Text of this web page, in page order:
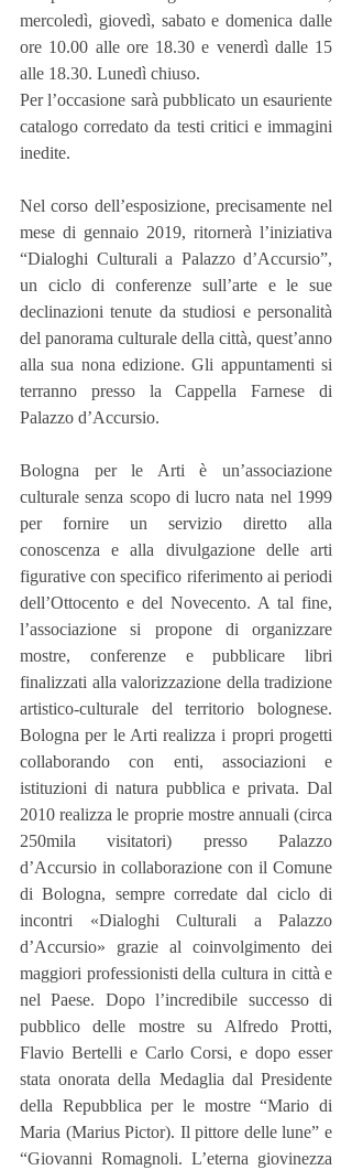
mercoledì, giovedì, sabato e domenica dalle
ore 10.00 alle ore 18.30 e venerdì dalle 15
alle 18.30. Lunedì chiuso.
Per l’occasione sarà pubblicato un esauriente
catalogo corredato da testi critici e immagini
inedite.
Nel corso dell’esposizione, precisamente nel
mese di gennaio 2019, ritornerà l’iniziativa
“Dialoghi Culturali a Palazzo d’Accursio”,
un ciclo di conferenze sull’arte e le sue
declinazioni tenute da studiosi e personalità
del panorama culturale della città, quest’anno
alla sua nona edizione. Gli appuntamenti si
terranno presso la Cappella Farnese di
Palazzo d’Accursio.
Bologna per le Arti è un’associazione
culturale senza scopo di lucro nata nel 1999
per fornire un servizio diretto alla
conoscenza e alla divulgazione delle arti
figurative con specifico riferimento ai periodi
dell’Ottocento e del Novecento. A tal fine,
l’associazione si propone di organizzare
mostre, conferenze e pubblicare libri
finalizzati alla valorizzazione della tradizione
artistico-culturale del territorio bolognese.
Bologna per le Arti realizza i propri progetti
collaborando con enti, associazioni e
istituzioni di natura pubblica e privata. Dal
2010 realizza le proprie mostre annuali (circa
250mila visitatori) presso Palazzo
d’Accursio in collaborazione con il Comune
di Bologna, sempre corredate dal ciclo di
incontri «Dialoghi Culturali a Palazzo
d’Accursio» grazie al coinvolgimento dei
maggiori professionisti della cultura in città e
nel Paese. Dopo l’incredibile successo di
pubblico delle mostre su Alfredo Protti,
Flavio Bertelli e Carlo Corsi, e dopo esser
stata onorata della Medaglia dal Presidente
della Repubblica per le mostre “Mario di
Maria (Marius Pictor). Il pittore delle lune” e
“Giovanni Romagnoli. L’eterna giovinezza